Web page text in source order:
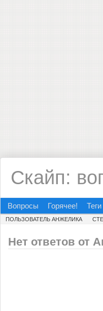
Скайп:
Вопросы Горячее! Теги
ПОЛЬЗОВАТЕЛЬ АНЖЕЛИКА
Нет ответов от